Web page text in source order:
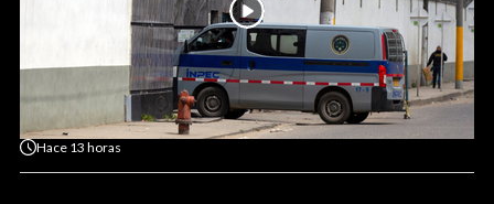
Hace 13 horas